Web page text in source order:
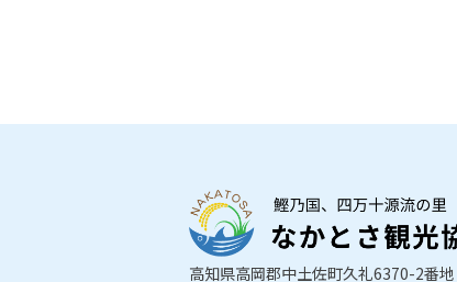
高知県高岡郡中土佐町久礼6370-2番地